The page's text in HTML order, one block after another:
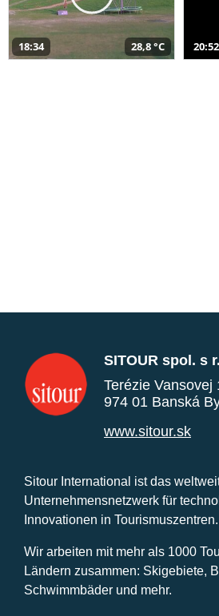
18:34 28,8 °C 20:52
SITOUR spol. s
Terézie Vansovej
974 01 Banská
www.sitour.sk
Sitour International ist das
Unternehmensnetzwerk für
Innovationen in Tourismuszentren.
Wir arbeiten mit mehr als 1000
Ländern zusammen: Skigebiete,
Schwimmbäder und mehr.